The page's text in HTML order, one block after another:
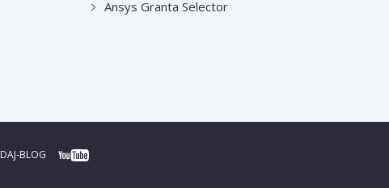
Ansys Granta Selector
BLOG